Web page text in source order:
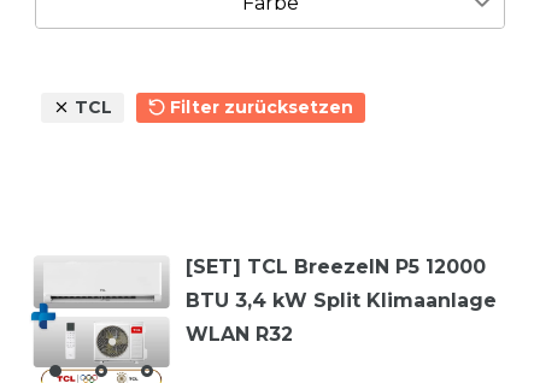
Weiß Grau
TCL Filter zurücksetzen
[SET] TCL BreezeIN P5 12000
BTU 3,4 kW Split Klimaanlage
WLAN R32